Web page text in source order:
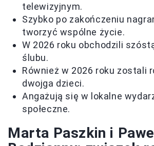
telewizyjnym.
Szybko po zakończeniu
tworzyć wspólne życie.
W 2026 roku obchodzili
ślubu.
Również w 2026 roku zostali
dwojga dzieci.
Angażują się w lokalne
społeczne.
Marta Paszkin i